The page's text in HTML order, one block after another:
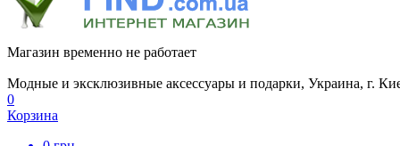
Магазин временно не работает
Модные и эксклюзивные аксессуары и подарки, Украина, г.
0
Корзина